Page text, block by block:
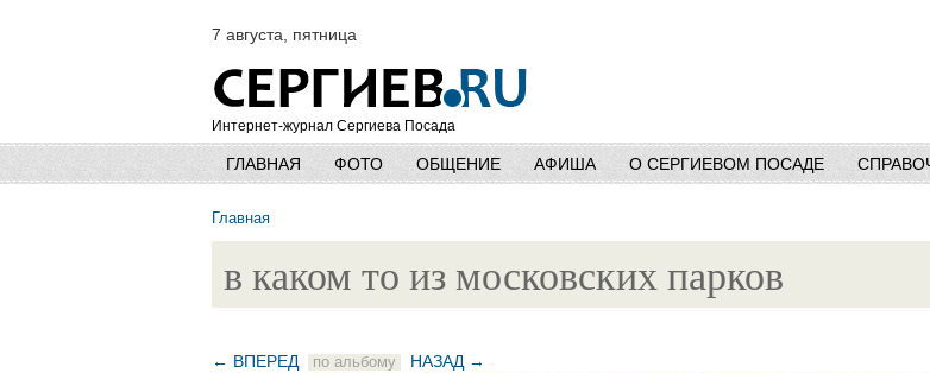
7 августа, пятница
Интернет-журнал Сергиева Посада
ГЛАВНАЯ ФОТО ОБЩЕНИЕ АФИША О СЕРГИЕВОМ ПОСАДЕ
Главная
в каком то из московских парков
← ВПЕРЕД по альбому НАЗАД →